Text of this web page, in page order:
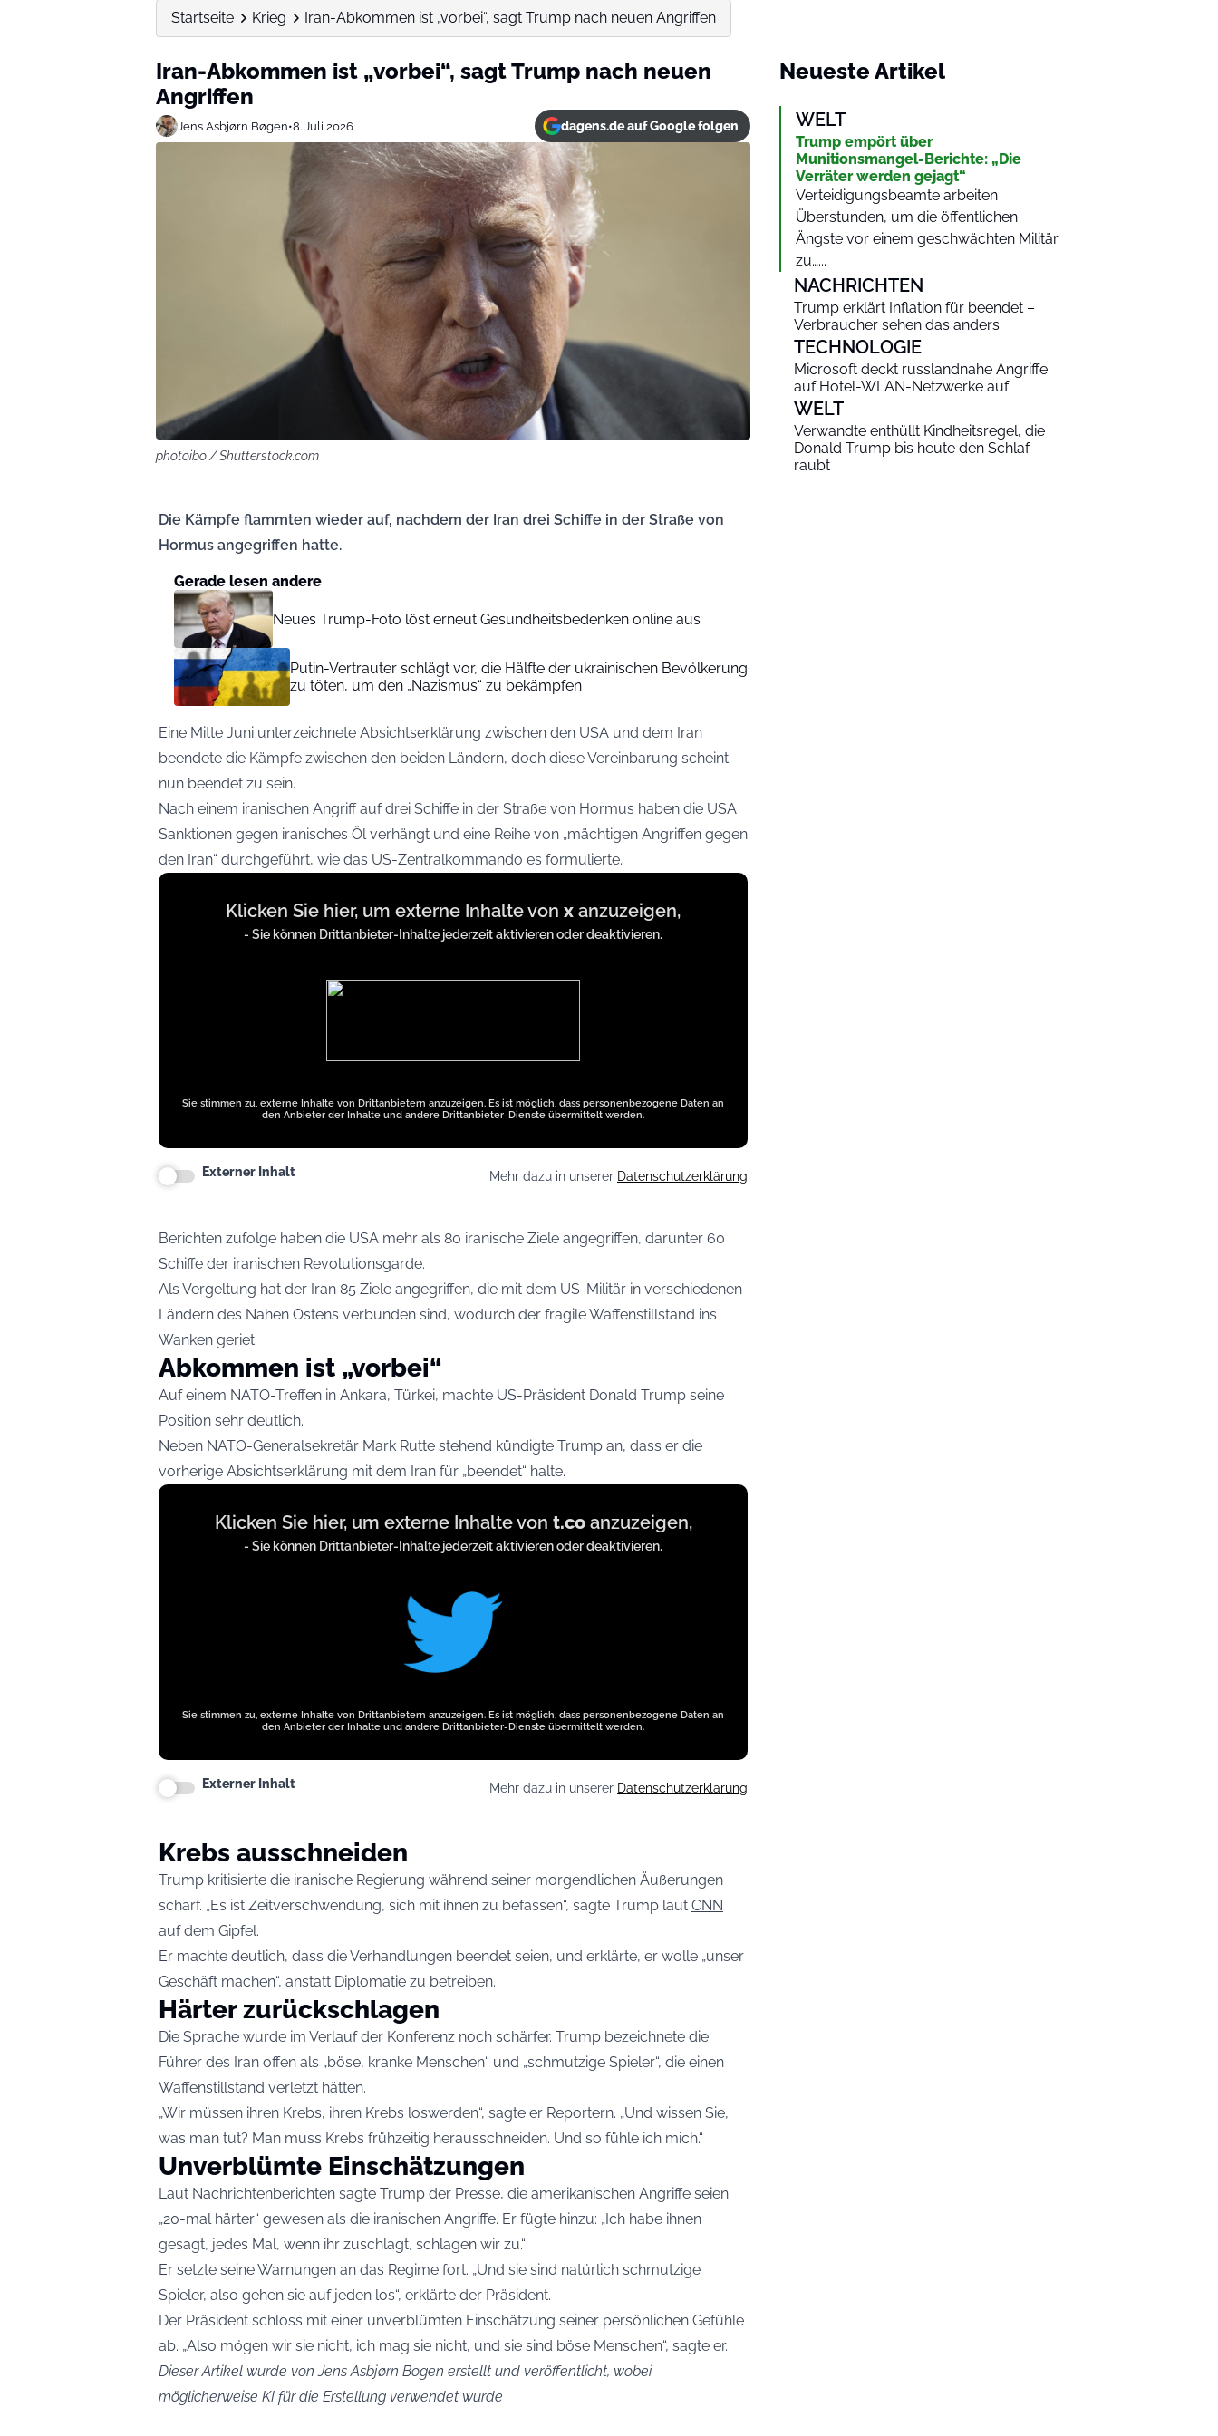
Startseite Krieg Iran-Abkommen ist „vorbei“, sagt Trump nach neuen Angriffen
Iran-Abkommen ist „vorbei“, sagt Trump nach neuen
Angriffen
Jens Asbjørn Bøgen•8. Juli 2026 dagens.de auf Google folgen
photoibo / Shutterstock.com
Die Kämpfe flammten wieder auf, nachdem der Iran drei Schiffe in der Straße von
Hormus angegriffen hatte.
Gerade lesen andere
Neues Trump-Foto löst erneut Gesundheitsbedenken online aus
Putin-Vertrauter schlägt vor, die Hälfte der ukrainischen Bevölkerung
zu töten, um den „Nazismus“ zu bekämpfen
Eine Mitte Juni unterzeichnete Absichtserklärung zwischen den USA und dem Iran
beendete die Kämpfe zwischen den beiden Ländern, doch diese Vereinbarung scheint
nun beendet zu sein.
Nach einem iranischen Angriff auf drei Schiffe in der Straße von Hormus haben die USA
Sanktionen gegen iranisches Öl verhängt und eine Reihe von „mächtigen Angriffen gegen
den Iran“ durchgeführt, wie das US-Zentralkommando es formulierte.
Display
Klicken Sie hier, um externe Inhalte von x anzuzeigen,
- Sie können Drittanbieter-Inhalte jederzeit aktivieren oder deaktivieren.
Sie stimmen zu, externe Inhalte von Drittanbietern anzuzeigen. Es ist möglich, dass personenbezogene Daten an
den Anbieter der Inhalte und andere Drittanbieter-Dienste übermittelt werden.
Externer Inhalt Mehr dazu in unserer Datenschutzerklärung
Berichten zufolge haben die USA mehr als 80 iranische Ziele angegriffen, darunter 60
Schiffe der iranischen Revolutionsgarde.
Als Vergeltung hat der Iran 85 Ziele angegriffen, die mit dem US-Militär in verschiedenen
Ländern des Nahen Ostens verbunden sind, wodurch der fragile Waffenstillstand ins
Wanken geriet.
Abkommen ist „vorbei“
Auf einem NATO-Treffen in Ankara, Türkei, machte US-Präsident Donald Trump seine
Position sehr deutlich.
Neben NATO-Generalsekretär Mark Rutte stehend kündigte Trump an, dass er die
vorherige Absichtserklärung mit dem Iran für „beendet“ halte.
Display
Klicken Sie hier, um externe Inhalte von t.coanzuzeigen,
- Sie können Drittanbieter-Inhalte jederzeit aktivieren oder deaktivieren.
Sie stimmen zu, externe Inhalte von Drittanbietern anzuzeigen. Es ist möglich, dass personenbezogene Daten an
den Anbieter der Inhalte und andere Drittanbieter-Dienste übermittelt werden.
Externer Inhalt Mehr dazu in unserer Datenschutzerklärung
Krebs ausschneiden
Trump kritisierte die iranische Regierung während seiner morgendlichen Äußerungen
scharf. „Es ist Zeitverschwendung, sich mit ihnen zu befassen“, sagte Trump laut CNN
auf dem Gipfel.
Er machte deutlich, dass die Verhandlungen beendet seien, und erklärte, er wolle „unser
Geschäft machen“, anstatt Diplomatie zu betreiben.
Härter zurückschlagen
Die Sprache wurde im Verlauf der Konferenz noch schärfer. Trump bezeichnete die
Führer des Iran offen als „böse, kranke Menschen“ und „schmutzige Spieler“, die einen
Waffenstillstand verletzt hätten.
„Wir müssen ihren Krebs, ihren Krebs loswerden“, sagte er Reportern. „Und wissen Sie,
was man tut? Man muss Krebs frühzeitig herausschneiden. Und so fühle ich mich.“
Unverblümte Einschätzungen
Laut Nachrichtenberichten sagte Trump der Presse, die amerikanischen Angriffe seien
„20-mal härter“ gewesen als die iranischen Angriffe. Er fügte hinzu: „Ich habe ihnen
gesagt, jedes Mal, wenn ihr zuschlagt, schlagen wir zu.“
Er setzte seine Warnungen an das Regime fort. „Und sie sind natürlich schmutzige
Spieler, also gehen sie auf jeden los“, erklärte der Präsident.
Der Präsident schloss mit einer unverblümten Einschätzung seiner persönlichen Gefühle
ab. „Also mögen wir sie nicht, ich mag sie nicht, und sie sind böse Menschen“, sagte er.
Dieser Artikel wurde von Jens Asbjørn Bogen erstellt und veröffentlicht, wobei
möglicherweise KI für die Erstellung verwendet wurde
Neueste Artikel
WELT
Trump empört über
Munitionsmangel-Berichte: „Die
Verräter werden gejagt“
Verteidigungsbeamte arbeiten
Überstunden, um die öffentlichen
Ängste vor einem geschwächten Militär
zu…...
NACHRICHTEN
Trump erklärt Inflation für beendet –
Verbraucher sehen das anders
TECHNOLOGIE
Microsoft deckt russlandnahe Angriffe
auf Hotel-WLAN-Netzwerke auf
WELT
Verwandte enthüllt Kindheitsregel, die
Donald Trump bis heute den Schlaf
raubt